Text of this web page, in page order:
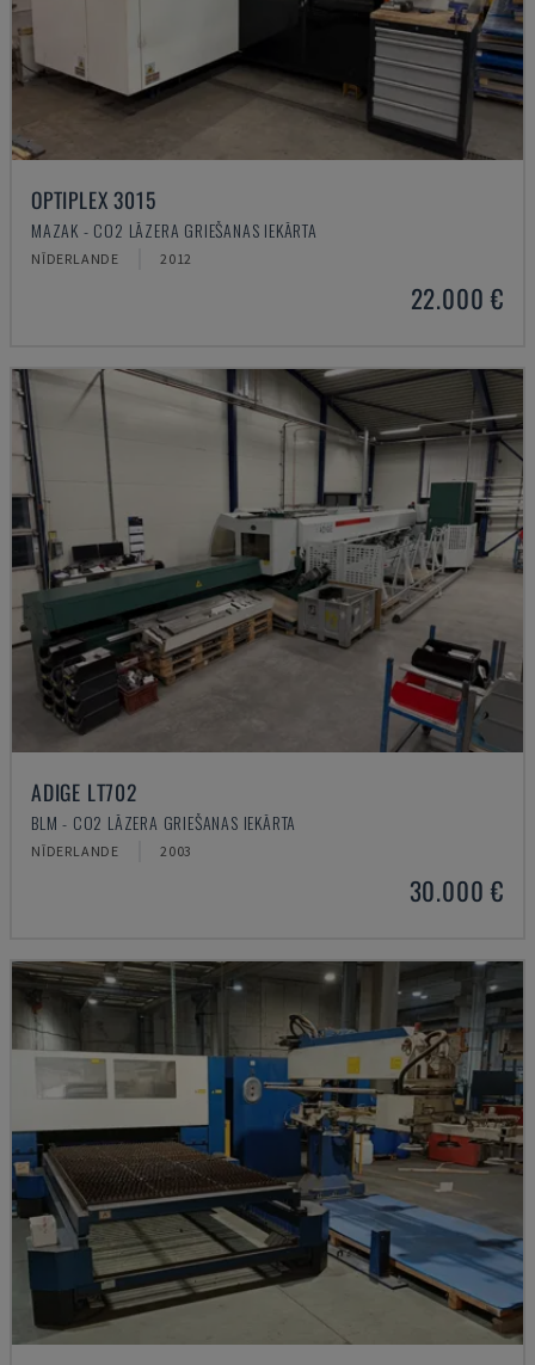
OPTIPLEX 3015
MAZAK - CO2 LĀZERA GRIEŠANAS IEKĀRTA
NĪDERLANDE 2012
22.000 €
ADIGE LT702
BLM - CO2 LĀZERA GRIEŠANAS IEKĀRTA
NĪDERLANDE 2003
30.000 €